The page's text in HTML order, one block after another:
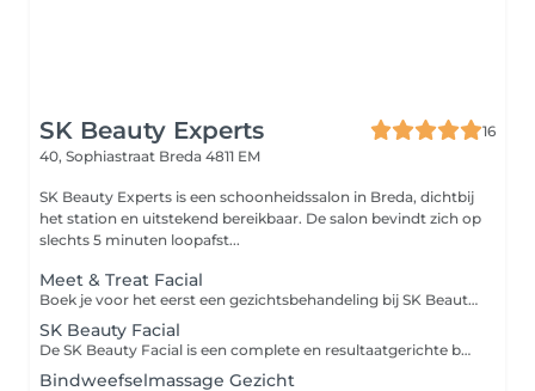
SK Beauty Experts
16
40, Sophiastraat Breda 4811 EM
SK Beauty Experts is een schoonheidssalon in Breda, dichtbij
het station en uitstekend bereikbaar. De salon bevindt zich op
slechts 5 minuten loopafst...
Meet & Treat Facial
Boek je voor het eerst een gezichtsbehandeling bij SK Beauty Experts in Breda? Dan is de Meet & Treat Facial de perfecte kennismaking. Je huid wordt zorgvuldig gereinigd en professioneel geanalyseerd, zodat we samen jouw huidbehoeften in kaart brengen. Met een peeling verfijnen we de huidstructuur en verwijderen we onzuiverheden zoals mee-eters en gerstekorrels. Tijdens een masker afgestemd op jouw huid geniet je van een ontspannende massage van decolleté, nek en schouders. We sluiten af met een beschermende dagverzorging zodat je huid fris, egaal en stralend aanvoelt. Beperkingen: Niet geschikt bij een actieve koortslip, actieve acne, huidinfecties of open wondjes. Goed om te weten: Draag bij voorkeur loszittende kleding. Voor de massage vragen wij je de bovenkleding uit te doen. Sieraden graag vooraf afdoen. Extra's zoals harsen of het verven van wenkbrauwen of wimpers kun je eenvoudig bijboeken.
SK Beauty Facial
De SK Beauty Facial is een complete en resultaatgerichte behandeling waarbij huidverbetering en ontspanning samenkomen. Je huid wordt gereinigd en voorbereid met een peeling die de structuur verfijnt en de teint verfrist. Onzuiverheden worden professioneel verwijderd en je wenkbrauwen worden geëpileerd of geharst. Tijdens het masker geniet je van een uitgebreide massage van gezicht, hals, decolleté, nek en schouders. Een serum en dagcrème zorgen voor optimale voeding en bescherming. Beperkingen: Niet geschikt bij een actieve koortslip, actieve acne, huidinfecties of recente intensieve peelings. Goed om te weten: Draag loszittende kleding. Voor de massage wordt gevraagd de bovenkleding uit te doen. Sieraden graag vooraf verwijderen. Geschikt als onderhoudsbehandeling of om je huid een intensieve boost te geven.
Bindweefselmassage Gezicht